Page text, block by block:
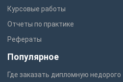
Курсовые работы
Отчеты по практике
Рефераты
Популярное
Где заказать дипломную недорого